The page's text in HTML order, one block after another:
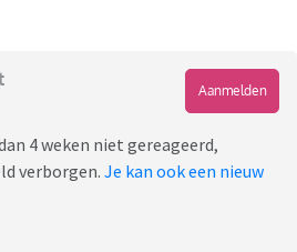
Aanmelden
4 weken niet gereageerd,
verborgen. Je kan ook een nieuw